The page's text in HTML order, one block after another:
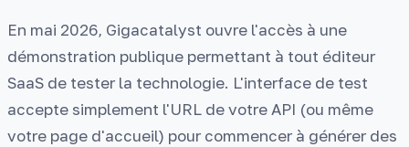
En mai 2026, Gigacatalyst ouvre l'accès à une
démonstration publique permettant à tout éditeur
SaaS de tester la technologie. L'interface de test
accepte simplement l'URL de votre API (ou même
votre page d'accueil) pour commencer à générer des